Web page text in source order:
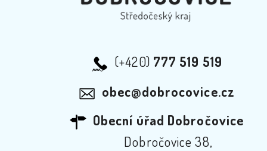
(+420) 777 519 519
obec@dobrocovice.cz
Obecní úřad Dobročovice
Dobročovice 38,